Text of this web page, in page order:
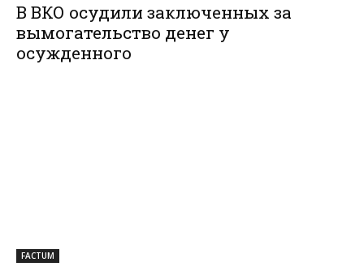
В ВКО осудили заключенных за
вымогательство денег у
осужденного
FACTUM